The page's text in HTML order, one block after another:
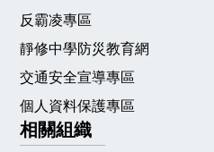
反霸凌專區
靜修中學防災教育網
交通安全宣導專區
個人資料保護專區
相關組織